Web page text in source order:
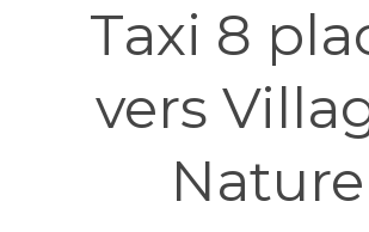
Taxi 8
vers
Nature